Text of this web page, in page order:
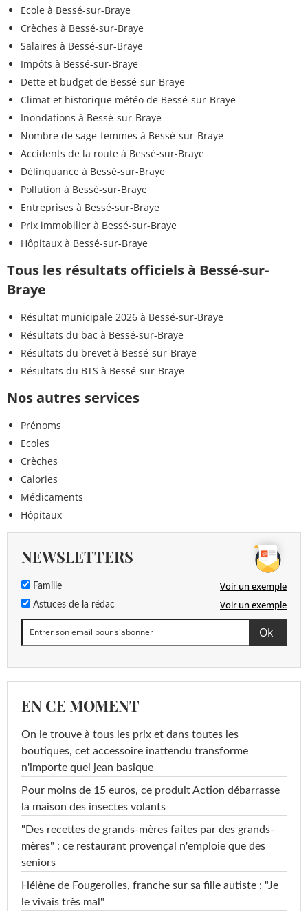
Ecole à Bessé-sur-Braye
Crèches à Bessé-sur-Braye
Salaires à Bessé-sur-Braye
Impôts à Bessé-sur-Braye
Dette et budget de Bessé-sur-Braye
Climat et historique météo de Bessé-sur-Braye
Inondations à Bessé-sur-Braye
Nombre de sage-femmes à Bessé-sur-Braye
Accidents de la route à Bessé-sur-Braye
Délinquance à Bessé-sur-Braye
Pollution à Bessé-sur-Braye
Entreprises à Bessé-sur-Braye
Prix immobilier à Bessé-sur-Braye
Hôpitaux à Bessé-sur-Braye
Tous les résultats officiels à Bessé-sur-
Braye
Résultat municipale 2026 à Bessé-sur-Braye
Résultats du bac à Bessé-sur-Braye
Résultats du brevet à Bessé-sur-Braye
Résultats du BTS à Bessé-sur-Braye
Nos autres services
Prénoms
Ecoles
Crèches
Calories
Médicaments
Hôpitaux
NEWSLETTERS
Famille Voir un exemple
Astuces de la rédac Voir un exemple
EN CE MOMENT
On le trouve à tous les prix et dans toutes les
boutiques, cet accessoire inattendu transforme
n'importe quel jean basique
Pour moins de 15 euros, ce produit Action débarrasse
la maison des insectes volants
"Des recettes de grands-mères faites par des grands-
mères" : ce restaurant provençal n'emploie que des
seniors
Hélène de Fougerolles, franche sur sa fille autiste : "Je
le vivais très mal"